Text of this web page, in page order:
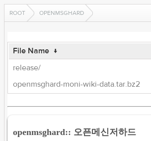
ROOT OPENMSGHARD
File Name ↓
release/
openmsghard-moni-wiki-data.tar.bz2
openmsghard:: 오픈메신저하드